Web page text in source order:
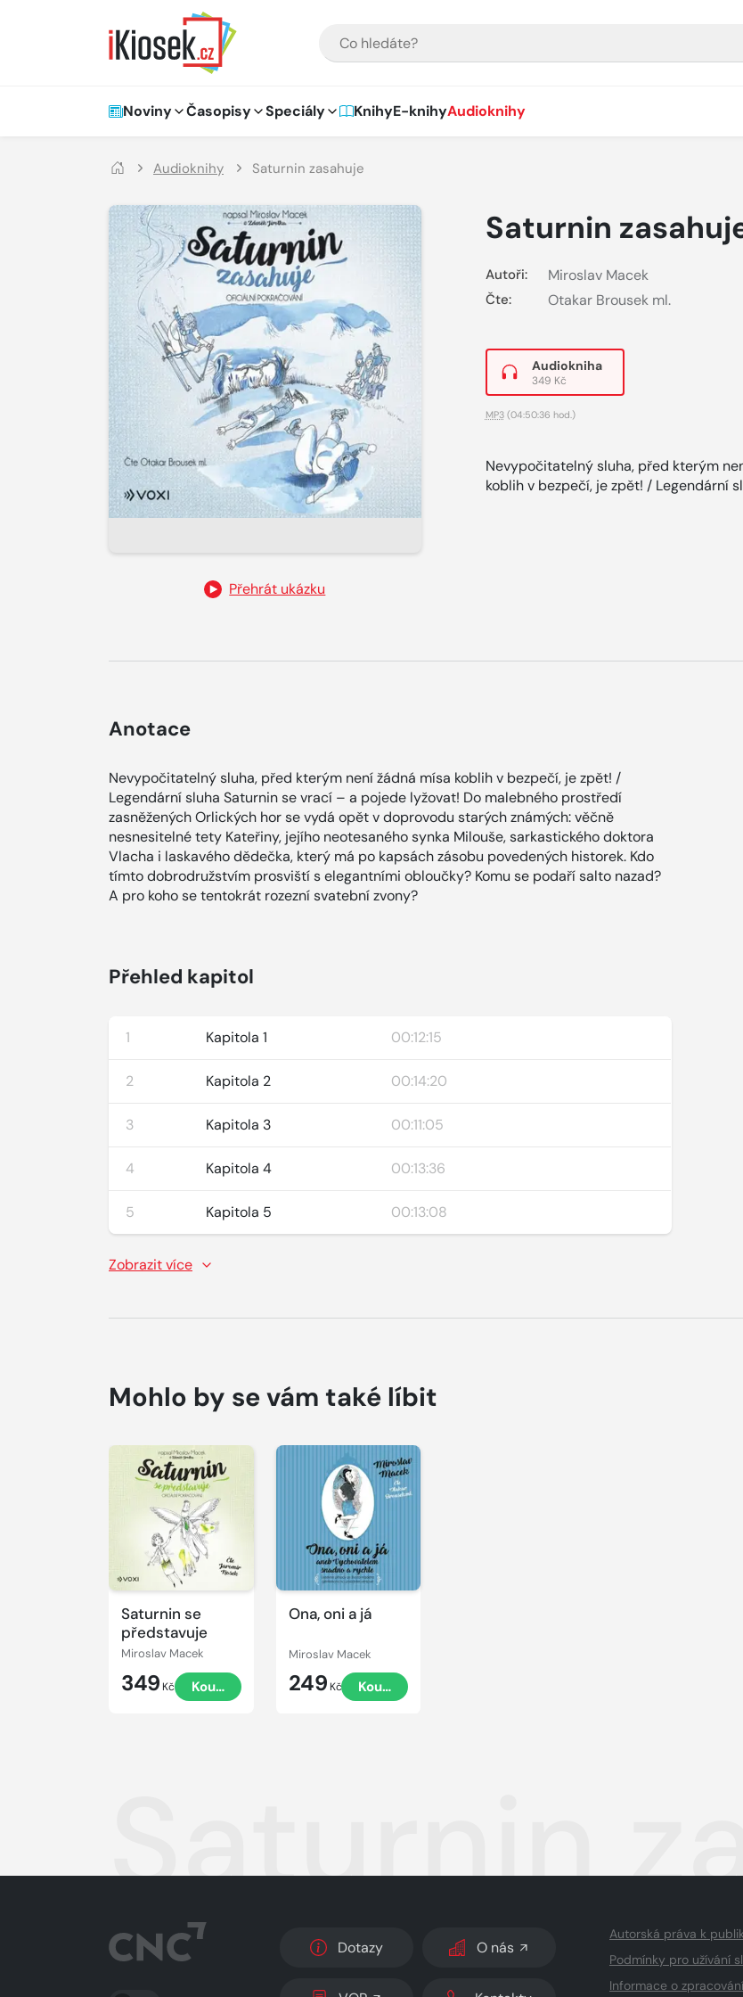
Hlavní navigace
Noviny Časopisy Speciály KnihyE-knihyAudioknihy
Audioknihy Saturnin zasahuje
Přehrát ukázku
Saturnin
Autoři: Miroslav Macek
Čte: Otakar Brousek ml.
Audiokniha
349 Kč
MP3(04:50:36 hod.)
Nevypočitatelný sluha, před kterým
koblih v bezpečí, je zpět! / Legendární
Anotace
Nevypočitatelný sluha, před kterým není žádná mísa koblih v bezpečí, je zpět! /
Legendární sluha Saturnin se vrací – a pojede lyžovat! Do malebného prostředí
zasněžených Orlických hor se vydá opět v doprovodu starých známých: věčně
nesnesitelné tety Kateřiny, jejího neotesaného synka Milouše, sarkastického doktora
Vlacha i laskavého dědečka, který má po kapsách zásobu povedených historek. Kdo
tímto dobrodružstvím prosviští s elegantními obloučky? Komu se podaří salto nazad?
A pro koho se tentokrát rozezní svatební zvony?
Přehled kapitol
1 Kapitola 1 00:12:15
2 Kapitola 2 00:14:20
3 Kapitola 3 00:11:05
4 Kapitola 4 00:13:36
5 Kapitola 5 00:13:08
Zobrazit více
Mohlo by se vám také líbit
Saturnin se
představuje
Miroslav Macek
349 Kč Koupit
Přehrát
ukázku
Ona, oni a já
Miroslav Macek
249 Kč Koupit
Saturnin
Dotazy O nás
Autorská práva k
Podmínky pro užívání
Informace o